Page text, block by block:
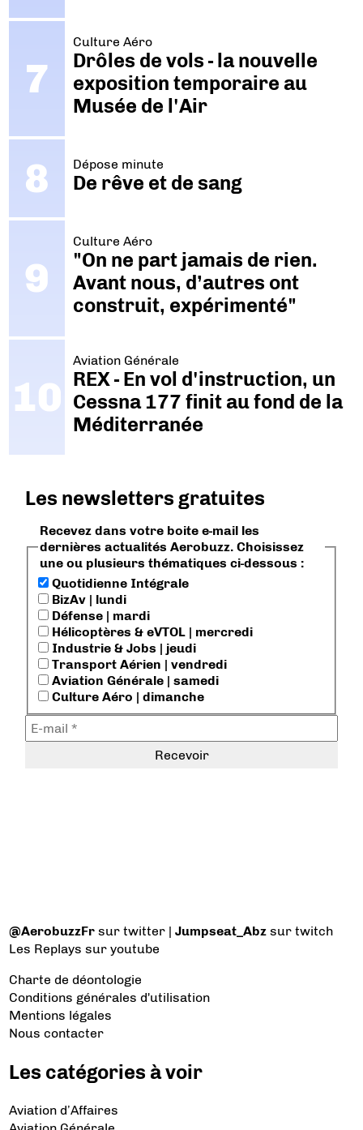
Culture Aéro
Drôles de vols - la nouvelle
exposition temporaire au
Musée de l'Air
Dépose minute
De rêve et de sang
Culture Aéro
"On ne part jamais de rien.
Avant nous, d’autres ont
construit, expérimenté"
Aviation Générale
REX - En vol d'instruction, un
Cessna 177 finit au fond de la
Méditerranée
Les newsletters gratuites
Recevez dans votre boite e-mail les
dernières actualités Aerobuzz. Choisissez
une ou plusieurs thématiques ci-dessous :
Quotidienne Intégrale
BizAv | lundi
Défense | mardi
Hélicoptères & eVTOL | mercredi
Industrie & Jobs | jeudi
Transport Aérien | vendredi
Aviation Générale | samedi
Culture Aéro | dimanche
@AerobuzzFr sur twitter |Jumpseat_Abz sur twitch
Les Replays sur youtube
Charte de déontologie
Conditions générales d'utilisation
Mentions légales
Nous contacter
Les catégories à voir
Aviation d’Affaires